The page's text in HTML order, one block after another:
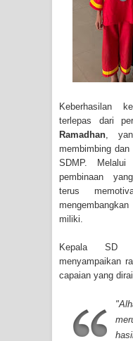
Keberhasilan
terlepas dari
Ramadhan,
membimbing
SDMP.
pembinaan
terus
miliki.
Kepala SD
menyampaikan
capaian yang